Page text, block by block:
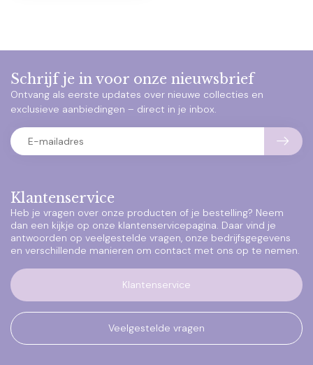
Klantenservice
Heb je vragen over onze producten of je bestelling? Neem
dan een kijkje op onze klantenservicepagina. Daar vind je
antwoorden op veelgestelde vragen, onze bedrijfsgegevens
en verschillende manieren om contact met ons op te nemen.
Klantenservice
Veelgestelde vragen
Schrijf je in voor onze nieuwsbrief
Ontvang als eerste updates over nieuwe collecties en
exclusieve aanbiedingen – direct in je inbox.